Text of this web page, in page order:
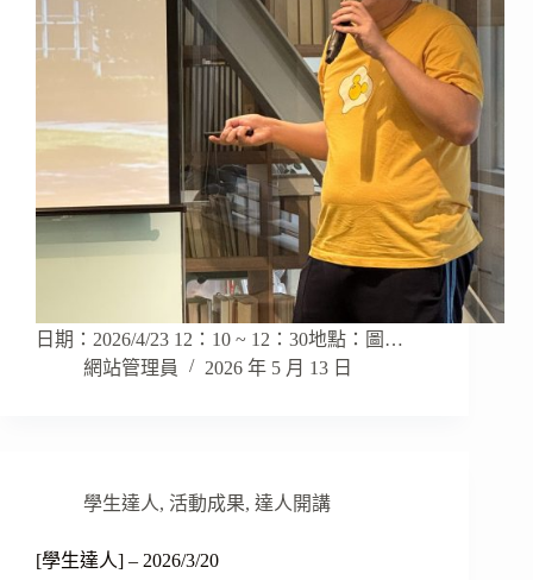
日期：2026/4/23 12：10 ~ 12：30地點：圖…
網站管理員
2026 年 5 月 13 日
學生達人, 活動成果, 達人開講
[學生達人] – 2026/3/20